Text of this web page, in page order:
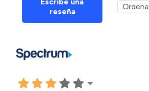
reseña